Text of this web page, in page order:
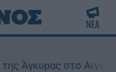
στο Αιγαίο: